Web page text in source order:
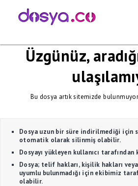
Üzgünüz,
Bu dosya artık sitemizde
Dosya uzun bir süre indirilmediği için
otomatik olarak silinmiş olabilir.
Dosyayı yükleyen kullanıcı tarafından
Dosya; telif hakları, kişilik hakları
uyumlu bulunmadığı için ekibimiz
olabilir.